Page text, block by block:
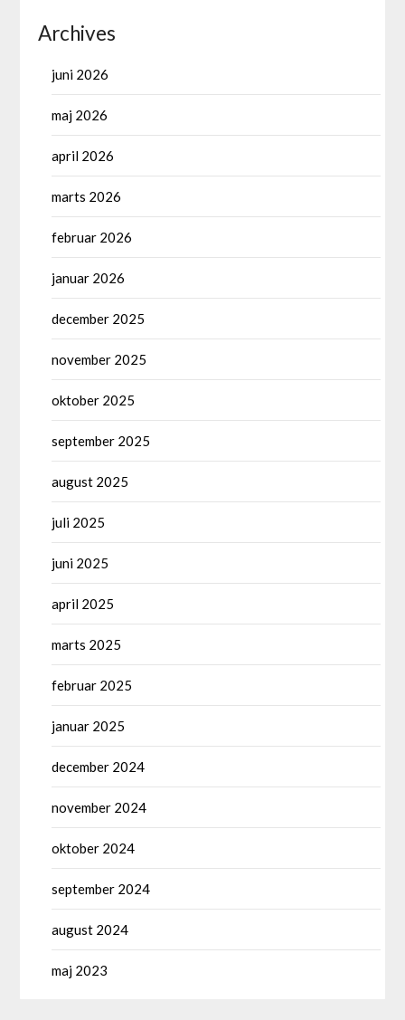
Archives
juni 2026
maj 2026
april 2026
marts 2026
februar 2026
januar 2026
december 2025
november 2025
oktober 2025
september 2025
august 2025
juli 2025
juni 2025
april 2025
marts 2025
februar 2025
januar 2025
december 2024
november 2024
oktober 2024
september 2024
august 2024
maj 2023